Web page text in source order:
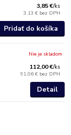
3,85 €/ks
3,13 € bez DPH
Pridať do košíka
112,00 €/ks
91,06 € bez DPH
Nie je skladom
Detail